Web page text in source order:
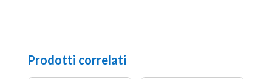
Prodotti correlati